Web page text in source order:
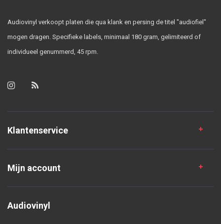
Audiovinyl verkoopt platen die qua klank en persing de titel "audiofiel"
mogen dragen. Specifieke labels, minimaal 180 gram, gelimiteerd of
individueel genummerd, 45 rpm.
Klantenservice
Mijn account
Audiovinyl